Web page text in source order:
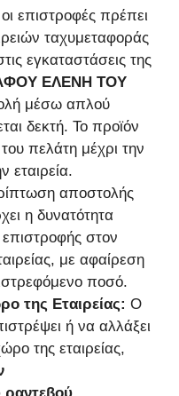
επιστροφές πρέπει
ταχυμεταφοράς
εγκαταστάσεις της
ΕΛΕΝΗ ΤΟΥ
μέσω απλού
δεκτή. Το προϊόν
πελάτη μέχρι την
εταιρεία.
αποστολής
η δυνατότητα
στον
με αφαίρεση
ποσό.
της Εταιρείας: Ο
ή να αλλάξει
της εταιρείας,